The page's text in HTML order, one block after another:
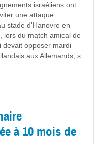
israéliens ont
une attaque
stade d'Hanovre en
lors du match amical de
devait opposer mardi
aux Allemands, s
à 10 mois de